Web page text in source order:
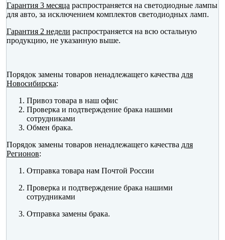
Гарантия 3 месяца распространяется на светодиодные лампы
для авто, за исключением комплектов светодиодных ламп.
Гарантия 2 недели распространяется на всю остальную
продукцию, не указанную выше.
Порядок замены товаров ненадлежащего качества для
Новосибирска:
Привоз товара в наш офис
Проверка и подтверждение брака нашими
сотрудниками
Обмен брака.
Порядок замены товаров ненадлежащего качества для
Регионов:
Отправка товара нам Почтой России
Проверка и подтверждение брака нашими
сотрудниками
Отправка замены брака.